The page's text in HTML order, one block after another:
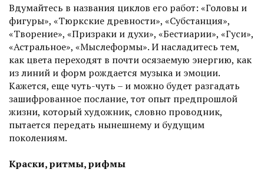
Вдумайтесь в названия циклов его работ: «Головы и
фигуры», «Тюркские древности», «Субстанция»,
«Творение», «Призраки и духи», «Бестиарии», «Гуси»,
«Астральное», «Мыслеформы». И насладитесь тем,
как цвета переходят в почти осязаемую энергию, как
из линий и форм рождается музыка и эмоции.
Кажется, еще чуть-чуть – и можно будет разгадать
зашифрованное послание, тот опыт предпрошлой
жизни, который художник, словно проводник,
пытается передать нынешнему и будущим
поколениям.
Краски, ритмы, рифмы